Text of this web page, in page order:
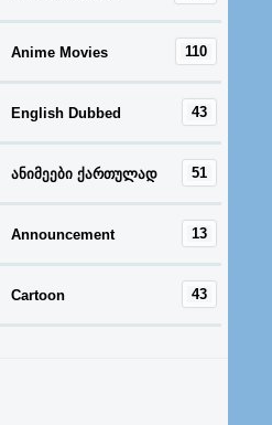
110
Anime Movies
43
English Dubbed
51
ანიმეები ქართულად
13
Announcement
43
Cartoon